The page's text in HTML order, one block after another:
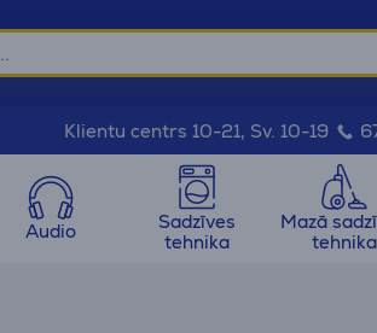
Klientu centrs 10-21, Sv. 10-19
Audio
Sadzīves
tehnika
Mazā
tehnika